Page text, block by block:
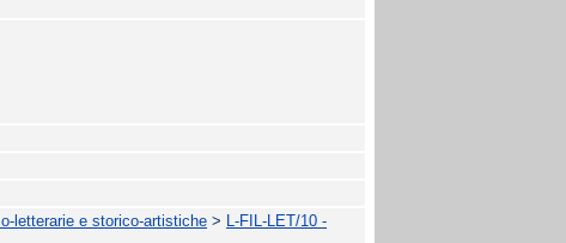
letterarie e storico-artistiche > L-FIL-LET/10 -